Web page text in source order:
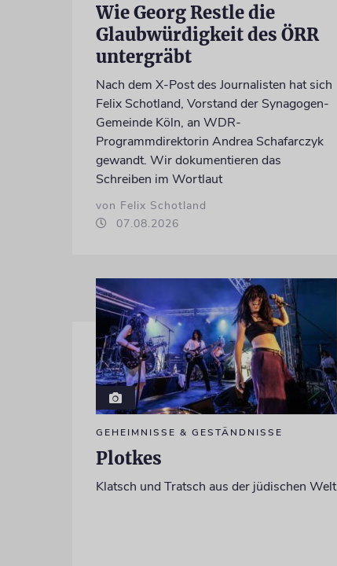
Wie Georg Restle die
Glaubwürdigkeit des ÖRR
untergräbt
Nach dem X-Post des Journalisten hat sich
Felix Schotland, Vorstand der Synagogen-
Gemeinde Köln, an WDR-
Programmdirektorin Andrea Schafarczyk
gewandt. Wir dokumentieren das
Schreiben im Wortlaut
von Felix Schotland
07.08.2026
GEHEIMNISSE & GESTÄNDNISSE
Plotkes
Klatsch und Tratsch aus der jüdischen Welt